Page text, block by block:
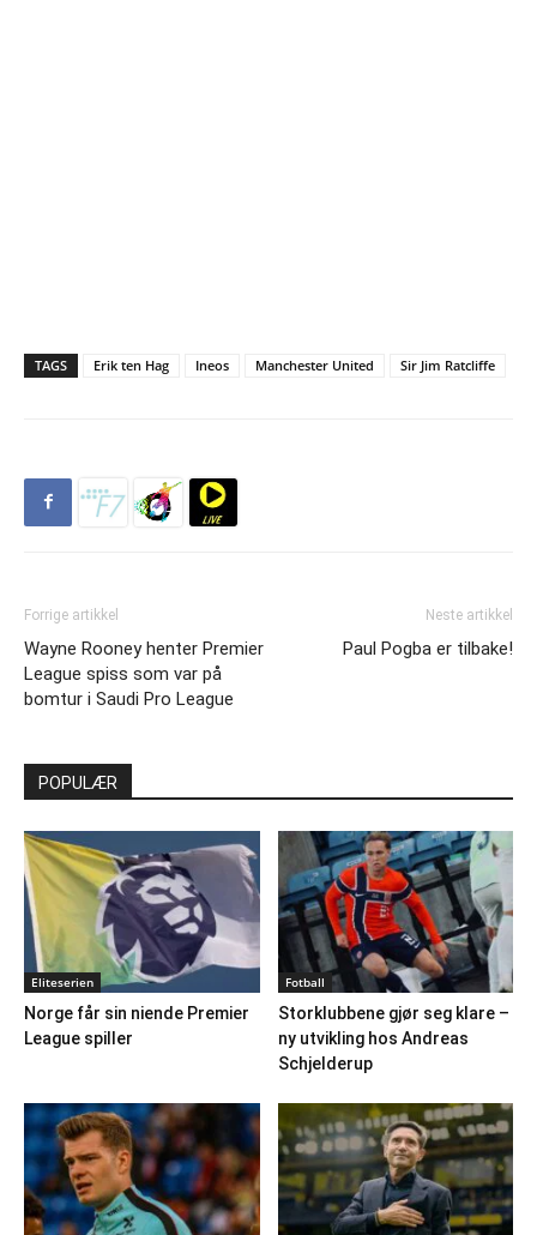
TAGS Erik ten Hag Ineos Manchester United Sir Jim Ratcliffe
Forrige artikkel
Wayne Rooney henter Premier
League spiss som var på
bomtur i Saudi Pro League
Neste artikkel
Paul Pogba er tilbake!
POPULÆR
Eliteserien
Norge får sin niende Premier
League spiller
Fotball
Storklubbene gjør seg klare –
ny utvikling hos Andreas
Schjelderup